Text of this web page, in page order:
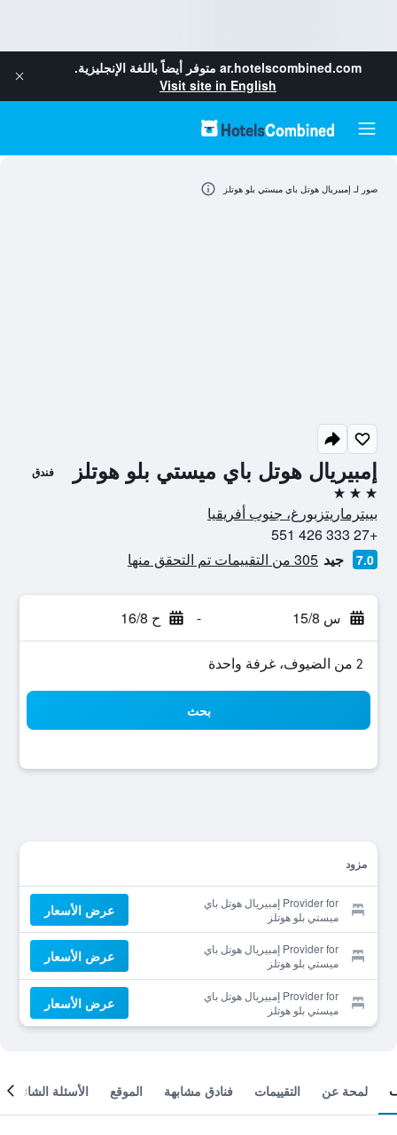
ar.hotelscombined.com متوفر أيضاً باللغة الإنجليزية.
Visit site in English
إمبيريال هوتل باي ميستي بلو هوتلز فندق
3 نجوم
بييترماريتزبورغ، جنوب أفريقيا
+27 333 426 551
7.0 جيد 305 من التقييمات تم التحقق منها
س 15/8 - ح 16/8
2 من الضيوف، غرفة واحدة
بحث
مزود
Provider for إمبيريال هوتل باي
ميستي بلو هوتلز
عرض الأسعار
Provider for إمبيريال هوتل باي
ميستي بلو هوتلز
عرض الأسعار
Provider for إمبيريال هوتل باي
ميستي بلو هوتلز
عرض الأسعار
صور لـ إمبيريال هوتل باي ميستي بلو هوتلز
لمحة عن التقييمات فنادق مشابهة الموقع الأسئلة الشائعة